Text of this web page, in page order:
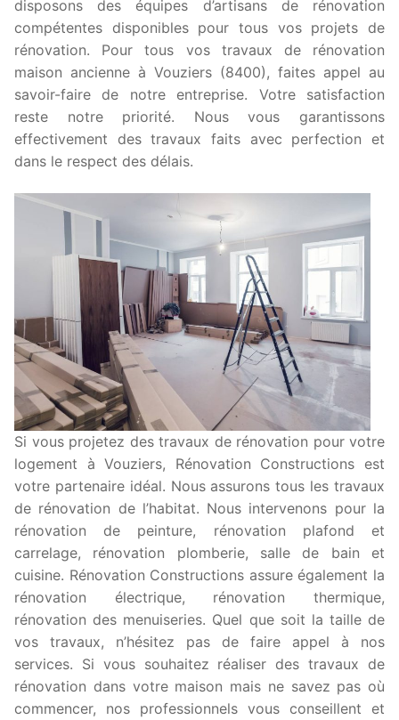
disposons des équipes d’artisans de rénovation
compétentes disponibles pour tous vos projets de
rénovation. Pour tous vos travaux de rénovation
maison ancienne à Vouziers (8400), faites appel au
savoir-faire de notre entreprise. Votre satisfaction
reste notre priorité. Nous vous garantissons
effectivement des travaux faits avec perfection et
dans le respect des délais.
Si vous projetez des travaux de rénovation pour votre
logement à Vouziers, Rénovation Constructions est
votre partenaire idéal. Nous assurons tous les travaux
de rénovation de l’habitat. Nous intervenons pour la
rénovation de peinture, rénovation plafond et
carrelage, rénovation plomberie, salle de bain et
cuisine. Rénovation Constructions assure également la
rénovation électrique, rénovation thermique,
rénovation des menuiseries. Quel que soit la taille de
vos travaux, n’hésitez pas de faire appel à nos
services. Si vous souhaitez réaliser des travaux de
rénovation dans votre maison mais ne savez pas où
commencer, nos professionnels vous conseillent et